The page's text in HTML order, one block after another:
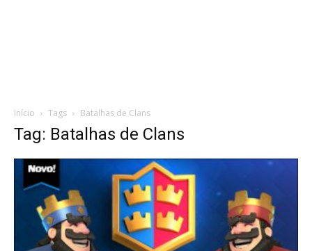
Início Tags Batalhas de Clans
Tag: Batalhas de Clans